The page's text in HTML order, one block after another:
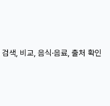
검색, 비교, 음식·음료, 출처 확인